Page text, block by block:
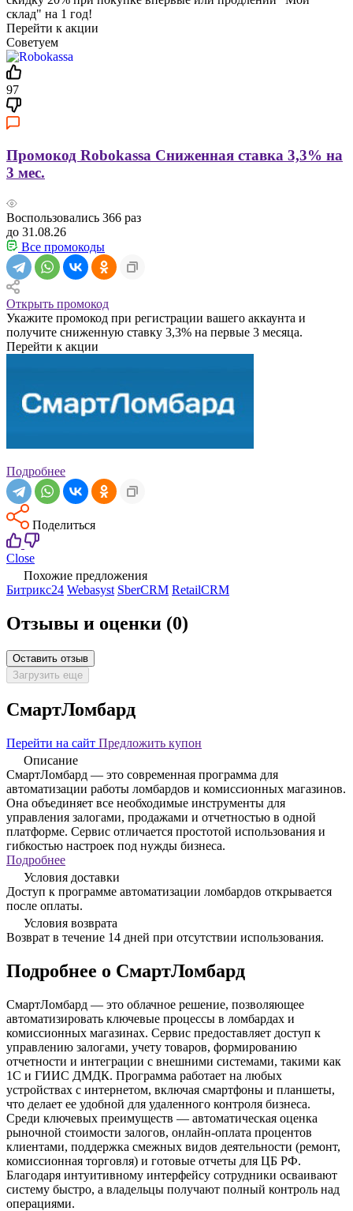
склад" на 1 год!
Перейти к акции
Советуем
97
Промокод Robokassa Сниженная ставка 3,3% на
3 мес.
Воспользовались 366 раз
до 31.08.26
Все промокоды
Открыть промокод
Укажите промокод при регистрации вашего аккаунта и
получите сниженную ставку 3,3% на первые 3 месяца.
Перейти к акции
Подробнее
Поделиться
Close
Похожие предложения
Битрикс24 Webasyst SberCRM RetailCRM
Отзывы и оценки (0)
Оставить отзыв
Загрузить еще
СмартЛомбард
Перейти на сайт Предложить купон
Описание
СмартЛомбард — это современная программа для
автоматизации работы ломбардов и комиссионных магазинов.
Она объединяет все необходимые инструменты для
управления залогами, продажами и отчетностью в одной
платформе. Сервис отличается простотой использования и
гибкостью настроек под нужды бизнеса.
Подробнее
Условия доставки
Доступ к программе автоматизации ломбардов открывается
после оплаты.
Условия возврата
Возврат в течение 14 дней при отсутствии использования.
Подробнее о СмартЛомбард
СмартЛомбард — это облачное решение, позволяющее
автоматизировать ключевые процессы в ломбардах и
комиссионных магазинах. Сервис предоставляет доступ к
управлению залогами, учету товаров, формированию
отчетности и интеграции с внешними системами, такими как
1С и ГИИС ДМДК. Программа работает на любых
устройствах с интернетом, включая смартфоны и планшеты,
что делает ее удобной для удаленного контроля бизнеса.
Среди ключевых преимуществ — автоматическая оценка
рыночной стоимости залогов, онлайн-оплата процентов
клиентами, поддержка смежных видов деятельности (ремонт,
комиссионная торговля) и готовые отчеты для ЦБ РФ.
Благодаря интуитивному интерфейсу сотрудники осваивают
систему быстро, а владельцы получают полный контроль над
операциями.